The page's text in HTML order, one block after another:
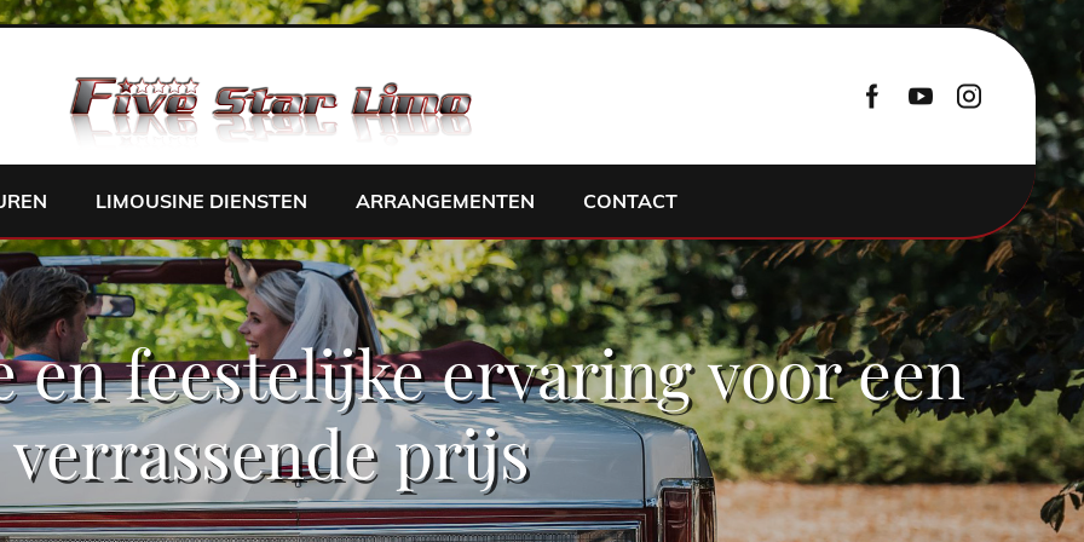
LIMOUSINE DIENSTEN ARRANGEMENTEN CONTACT
en feestelijke ervaring voor een
verrassende prijs